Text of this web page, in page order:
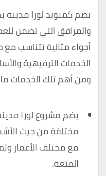
يضم كمبوند لورا مدينة
والمرافق التي تضمن
أجواء مثالية تتناسب
الخدمات الترفيهية
ومن أهم تلك الخدمات
يضم مشروع لورا
مختلفة من حيث
مع مختلف الأعمار
المتعة.